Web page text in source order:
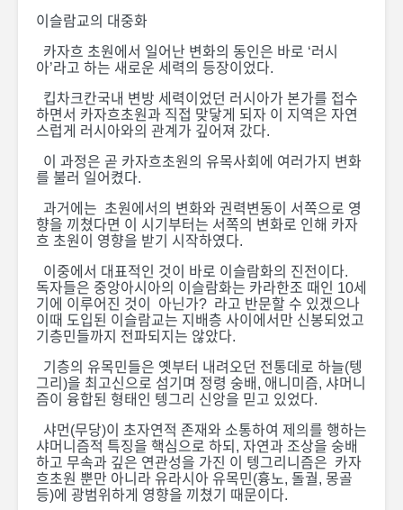
이슬람교의 대중화
카자흐 초원에서 일어난 변화의 동인은 바로 ‘러시
아’라고 하는 새로운 세력의 등장이었다.
킵차크칸국내 변방 세력이었던 러시아가 본가를 접수
하면서 카자흐초원과 직접 맞닿게 되자 이 지역은 자연
스럽게 러시아와의 관계가 깊어져 갔다.
이 과정은 곧 카자흐초원의 유목사회에 여러가지 변화
를 불러 일어켰다.
과거에는 초원에서의 변화와 권력변동이 서쪽으로 영
향을 끼쳤다면 이 시기부터는 서쪽의 변화로 인해 카자
흐 초원이 영향을 받기 시작하였다.
이중에서 대표적인 것이 바로 이슬람화의 진전이다.
독자들은 중앙아시아의 이슬람화는 카라한조 때인 10세
기에 이루어진 것이 아닌가? 라고 반문할 수 있겠으나
이때 도입된 이슬람교는 지배층 사이에서만 신봉되었고
기층민들까지 전파되지는 않았다.
기층의 유목민들은 옛부터 내려오던 전통데로 하늘(텡
그리)을 최고신으로 섬기며 정령 숭배, 애니미즘, 샤머니
즘이 융합된 형태인 텡그리 신앙을 믿고 있었다.
샤먼(무당)이 초자연적 존재와 소통하여 제의를 행하는
샤머니즘적 특징을 핵심으로 하되, 자연과 조상을 숭배
하고 무속과 깊은 연관성을 가진 이 텡그리니즘은 카자
흐초원 뿐만 아니라 유라시아 유목민(흉노, 돌궐, 몽골
등)에 광범위하게 영향을 끼쳤기 때문이다.
[카자흐스탄 독립 35
주년 기념 특별 기획 :
카자흐스탄의 근현대
사 24]
[카자흐스탄 독립 35
주년 기념 특별 기획 :
카자흐스탄의 근현대
사 23]
[카자흐스탄 독립 35
주년 기념 특별 기획 :
카자흐스탄의 근현대
사 22]
주년 기념
카자흐스
[카자흐스
주년 기념
[카자흐스
카자흐스
사 19]